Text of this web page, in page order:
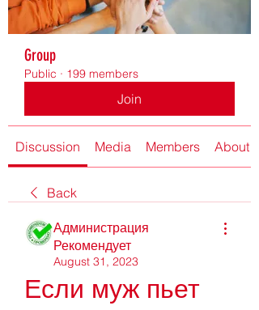
Group
Public · 199 members
Join
Discussion Media Members About
Back
Администрация
Рекомендует
August 31, 2023
Если муж пьет